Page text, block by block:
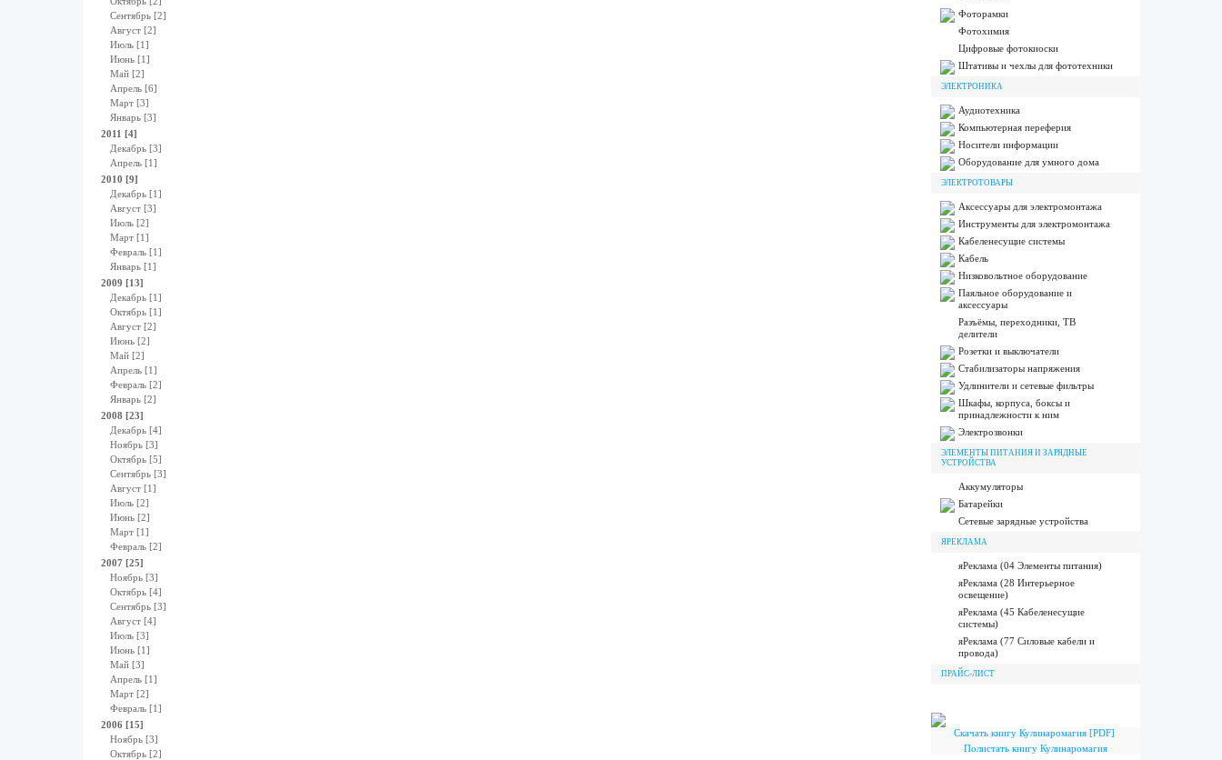
Сентябрь [2]
Август [2]
Июль [1]
Июнь [1]
Май [2]
Апрель [6]
Март [3]
Январь [3]
2011 [4]
Декабрь [3]
Апрель [1]
2010 [9]
Декабрь [1]
Август [3]
Июль [2]
Март [1]
Февраль [1]
Январь [1]
2009 [13]
Декабрь [1]
Октябрь [1]
Август [2]
Июнь [2]
Май [2]
Апрель [1]
Февраль [2]
Январь [2]
2008 [23]
Декабрь [4]
Ноябрь [3]
Октябрь [5]
Сентябрь [3]
Август [1]
Июль [2]
Июнь [2]
Март [1]
Февраль [2]
2007 [25]
Ноябрь [3]
Октябрь [4]
Сентябрь [3]
Август [4]
Июль [3]
Июнь [1]
Май [3]
Апрель [1]
Март [2]
Февраль [1]
2006 [15]
Ноябрь [3]
Октябрь [2]
Фоторамки
Фотохимия
Цифровые фотокиоски
Штативы и чехлы для фототехники
ЭЛЕКТРОНИКА
Аудиотехника
Компьютерная переферия
Носители информации
Оборудование для умного дома
ЭЛЕКТРОТОВАРЫ
Аксессуары для электромонтажа
Инструменты для электромонтажа
Кабеленесущие системы
Кабель
Низковольтное оборудование
Паяльное оборудование и
аксессуары
Разъёмы, переходники, ТВ
делители
Розетки и выключатели
Стабилизаторы напряжения
Удлинители и сетевые фильтры
Шкафы, корпуса, боксы и
принадлежности к ним
Электрозвонки
ЭЛЕМЕНТЫ ПИТАНИЯ И ЗАРЯДНЫЕ
УСТРОЙСТВА
Аккумуляторы
Батарейки
Сетевые зарядные устройства
ЯРЕКЛАМА
яРеклама (04 Элементы питания)
яРеклама (28 Интерьерное
освещение)
яРеклама (45 Кабеленесущие
системы)
яРеклама (77 Силовые кабели и
провода)
ПРАЙС-ЛИСТ
Скачать книгу Кулинаромагия [PDF]
Полистать книгу Кулинаромагия